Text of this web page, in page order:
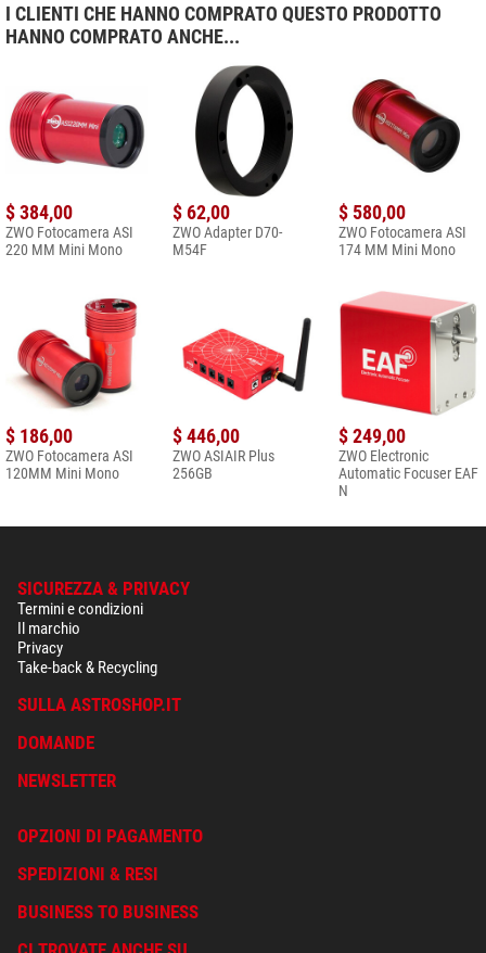
I CLIENTI CHE HANNO COMPRATO QUESTO PRODOTTO
HANNO COMPRATO ANCHE...
$ 384,00
ZWO Fotocamera ASI
220 MM Mini Mono
$ 62,00
ZWO Adapter D70-
M54F
$ 580,00
ZWO Fotocamera ASI
174 MM Mini Mono
$ 186,00
ZWO Fotocamera ASI
120MM Mini Mono
$ 446,00
ZWO ASIAIR Plus
256GB
$ 249,00
ZWO Electronic
Automatic Focuser EAF
N
SICUREZZA & PRIVACY
Termini e condizioni
Il marchio
Privacy
Take-back & Recycling
SULLA ASTROSHOP.IT
DOMANDE
NEWSLETTER
OPZIONI DI PAGAMENTO
SPEDIZIONI & RESI
BUSINESS TO BUSINESS